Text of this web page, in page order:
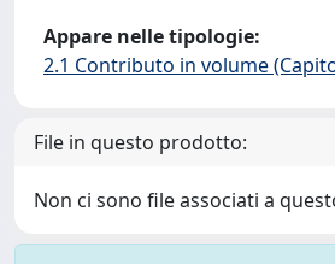
Appare nelle tipologie:
2.1 Contributo in volume
File in questo prodotto:
Non ci sono file associati a